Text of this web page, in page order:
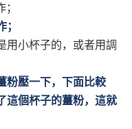
用小杯子的，或者用調
粉壓一下，下面比較
這個杯子的薑粉，這就